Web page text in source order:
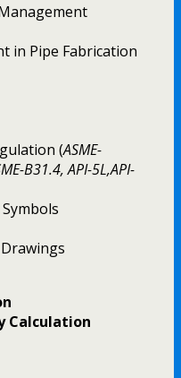
in Pipe Fabrication
(ASME-
B31.4, API-5L,API-
Calculation